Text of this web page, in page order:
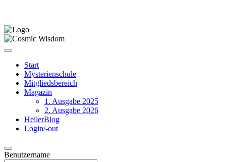
Start
Mysterienschule
Mitgliedsbereich
Magazin
1. Ausgabe 2025
2. Ausgabe 2026
HeilerBlog
Login/-out
Benutzername